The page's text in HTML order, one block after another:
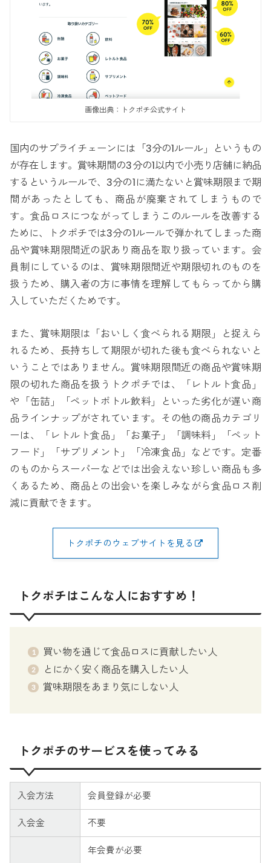
画像出典：トクポチ公式サイト
国内のサプライチェーンには「3分の1ルール」というもの
が存在します。賞味期間の3分の1以内で小売り店舗に納品
するというルールで、3分の1に満たないと賞味期限まで期
間があったとしても、商品が廃棄されてしまうもので
す。食品ロスにつながってしまうこのルールを改善する
ために、トクポチでは3分の1ルールで弾かれてしまった商
品や賞味期限間近の訳あり商品を取り扱っています。会
員制にしているのは、賞味期限間近や期限切れのものを
扱うため、購入者の方に事情を理解してもらってから購
入していただくためです。
また、賞味期限は「おいしく食べられる期限」と捉えら
れるため、長持ちして期限が切れた後も食べられないと
いうことではありません。賞味期限間近の商品や賞味期
限の切れた商品を扱うトクポチでは、「レトルト食品」
や「缶詰」「ペットボトル飲料」といった劣化が遅い商
品ラインナップがされています。その他の商品カテゴリ
ーは、「レトルト食品」「お菓子」「調味料」「ペット
フード」「サプリメント」「冷凍食品」などです。定番
のものからスーパーなどでは出会えない珍しい商品も多
くあるため、商品との出会いを楽しみながら食品ロス削
減に貢献できます。
トクポチのウェブサイトを見る
トクポチはこんな人におすすめ！
買い物を通じて食品ロスに貢献したい人
とにかく安く商品を購入したい人
賞味期限をあまり気にしない人
トクポチのサービスを使ってみる
入会方法 会員登録が必要
入会金 不要
年会費が必要